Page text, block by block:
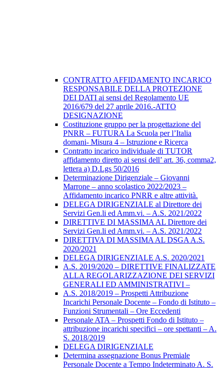
CONTRATTO AFFIDAMENTO INCARICO
RESPONSABILE DELLA PROTEZIONE
DEI DATI ai sensi del Regolamento UE
2016/679 del 27 aprile 2016.-ATTO
DESIGNAZIONE
Costituzione gruppo per la progettazione del
PNRR – FUTURA La Scuola per l’Italia
domani- Misura 4 – Istruzione e Ricerca
Contratto incarico individuale di TUTOR
affidamento diretto ai sensi dell’ art. 36, comma2,
lettera a) D.Lgs 50/2016
Determinazione Dirigenziale – Giovanni
Marrone – anno scolastico 2022/2023 –
Affidamento incarico PNRR e altre attività.
DELEGA DIRIGENZIALE al Direttore dei
Servizi Gen.li ed Amm.vi. – A.S. 2021/2022
DIRETTIVE DI MASSIMA AL Direttore dei
Servizi Gen.li ed Amm.vi. – A.S. 2021/2022
DIRETTIVA DI MASSIMA AL DSGA A.S.
2020/2021
DELEGA DIRIGENZIALE A.S. 2020/2021
A.S. 2019/2020 – DIRETTIVE FINALIZZATE
ALLA REGOLARIZZAZIONE DEI SERVIZI
GENERALI ED AMMINISTRATIVI –
A.S. 2018/2019 – Prospetti Attribuzione
Incarichi Personale Docente – Fondo di Istituto –
Funzioni Strumentali – Ore Eccedenti
Personale ATA – Prospetti Fondo di Istituto –
attribuzione incarichi specifici – ore spettanti – A.
S. 2018/2019
DELEGA DIRIGENZIALE
Determina assegnazione Bonus Premiale
Personale Docente a Tempo Indeterminato A. S.